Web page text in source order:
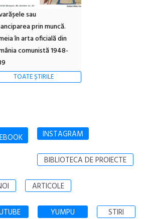
sau
prin muncă.
în arta oficială din
comunistă 1948-
TOATE ȘTIRILE
INSTAGRAM
BIBLIOTECA DE PROIECTE
ARTICOLE
YUMPU STIRI